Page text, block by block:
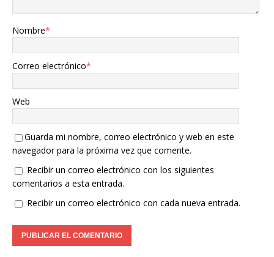
Nombre*
Correo electrónico*
Web
Guarda mi nombre, correo electrónico y web en este
navegador para la próxima vez que comente.
Recibir un correo electrónico con los siguientes
comentarios a esta entrada.
Recibir un correo electrónico con cada nueva entrada.